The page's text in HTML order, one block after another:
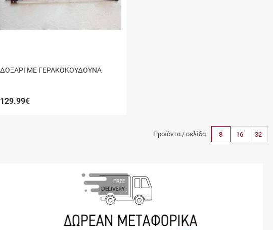
ΔΟΞΑΡΙ ΜΕ ΓΕΡΑΚΟΚΟΥΔΟΥΝΑ
129.99€
Προϊόντα / σελίδα 8 16 32